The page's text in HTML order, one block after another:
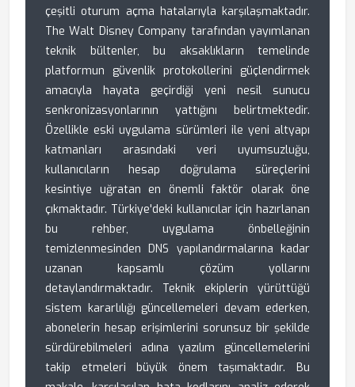
çeşitli oturum açma hatalarıyla karşılaşmaktadır.
The Walt Disney Company tarafından yayımlanan
teknik bültenler, bu aksaklıkların temelinde
platformun güvenlik protokollerini güçlendirmek
amacıyla hayata geçirdiği yeni nesil sunucu
senkronizasyonlarının yattığını belirtmektedir.
Özellikle eski uygulama sürümleri ile yeni altyapı
katmanları arasındaki veri uyumsuzluğu,
kullanıcıların hesap doğrulama süreçlerini
kesintiye uğratan en önemli faktör olarak öne
çıkmaktadır. Türkiye'deki kullanıcılar için hazırlanan
bu rehber, uygulama önbelleğinin
temizlenmesinden DNS yapılandırmalarına kadar
uzanan kapsamlı çözüm yollarını
detaylandırmaktadır. Teknik ekiplerin yürüttüğü
sistem kararlılığı güncellemeleri devam ederken,
abonelerin hesap erişimlerini sorunsuz bir şekilde
sürdürebilmeleri adına yazılım güncellemelerini
takip etmeleri büyük önem taşımaktadır. Bu